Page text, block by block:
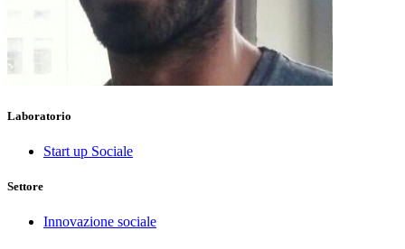
Laboratorio
Start up Sociale
Settore
Innovazione sociale